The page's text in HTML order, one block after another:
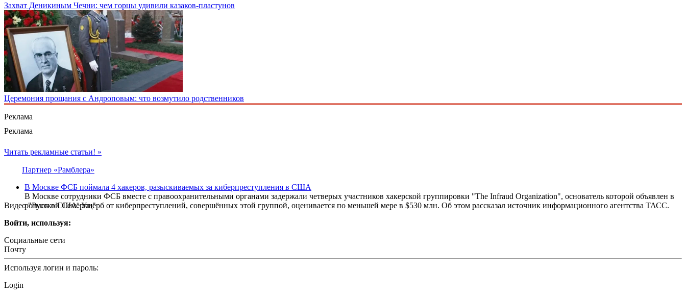
Захват Деникиным Чечни: чем горцы удивили казаков-пластунов
Церемония прощания с Андроповым: что возмутило родственников
Реклама
Реклама
Видео "Русской Семёрки"
Читать рекламные статьи! »
Партнер «Рамблера»
В Москве ФСБ поймала 4 хакеров, разыскиваемых за киберпреступления в США
В Москве сотрудники ФСБ вместе с правоохранительными органами задержали четверых участников хакерской группировки "The Infraud Organization", основатель которой объявлен в
розыск в США. Ущерб от киберпреступлений, совершённых этой группой, оценивается по меньшей мере в $530 млн. Об этом рассказал источник информационного агентства ТАСС.
Войти, используя:
Социальные сети
Почту
Используя логин и пароль:
Login